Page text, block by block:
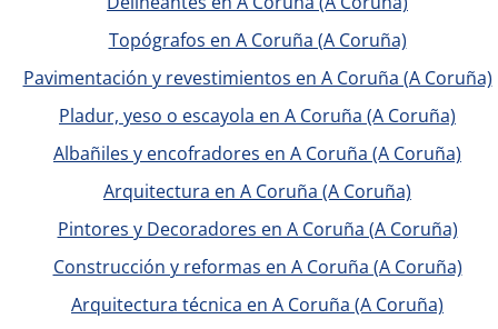
Topógrafos en A Coruña (A Coruña)
Pavimentación y revestimientos en A Coruña (A Coruña)
Pladur, yeso o escayola en A Coruña (A Coruña)
Albañiles y encofradores en A Coruña (A Coruña)
Arquitectura en A Coruña (A Coruña)
Pintores y Decoradores en A Coruña (A Coruña)
Construcción y reformas en A Coruña (A Coruña)
Arquitectura técnica en A Coruña (A Coruña)